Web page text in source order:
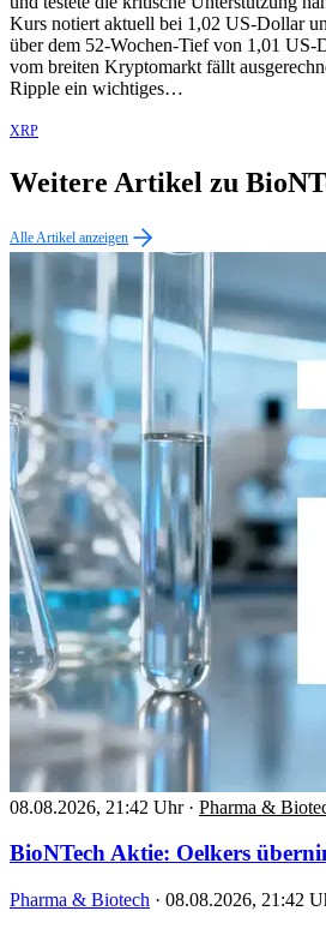
Kurs notiert aktuell bei 1,02 US-Dollar
über dem 52-Wochen-Tief von 1,01
vom breiten Kryptomarkt fällt
Ripple ein wichtiges…
XRP
Weitere Artikel zu
Alle Artikel anzeigen
08.08.2026, 21:42 Uhr · Pharma &
BioNTech Aktie: Oelkers
Pharma & Biotech · 08.08.2026, 21:42